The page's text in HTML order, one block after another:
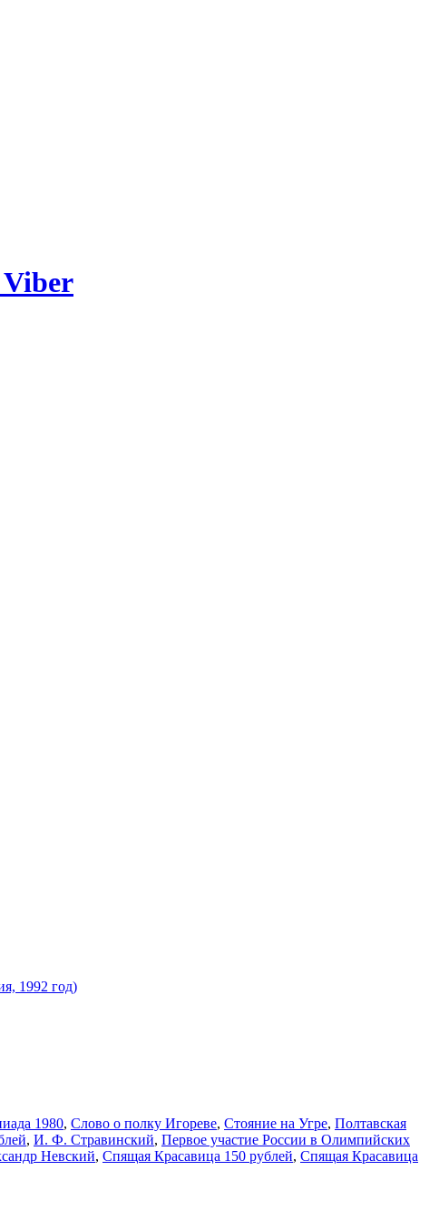
1980, Слово о полку Игореве, Стояние на Угре, Полтавская
, И. Ф. Стравинский, Первое участие России в Олимпийских
Невский, Спящая Красавица 150 рублей, Спящая Красавица